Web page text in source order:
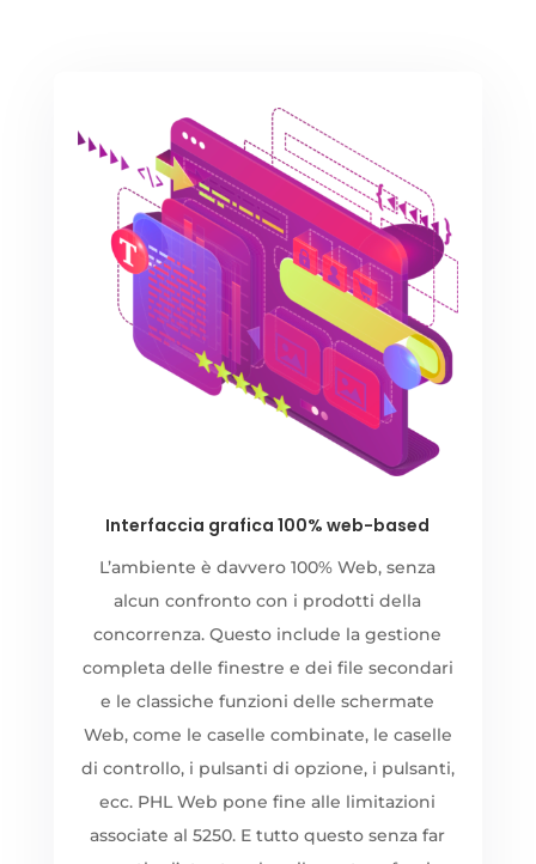
Interfaccia grafica 100% web-based
L’ambiente è davvero 100% Web, senza
alcun confronto con i prodotti della
concorrenza. Questo include la gestione
completa delle finestre e dei file secondari
e le classiche funzioni delle schermate
Web, come le caselle combinate, le caselle
di controllo, i pulsanti di opzione, i pulsanti,
ecc. PHL Web pone fine alle limitazioni
associate al 5250. E tutto questo senza far